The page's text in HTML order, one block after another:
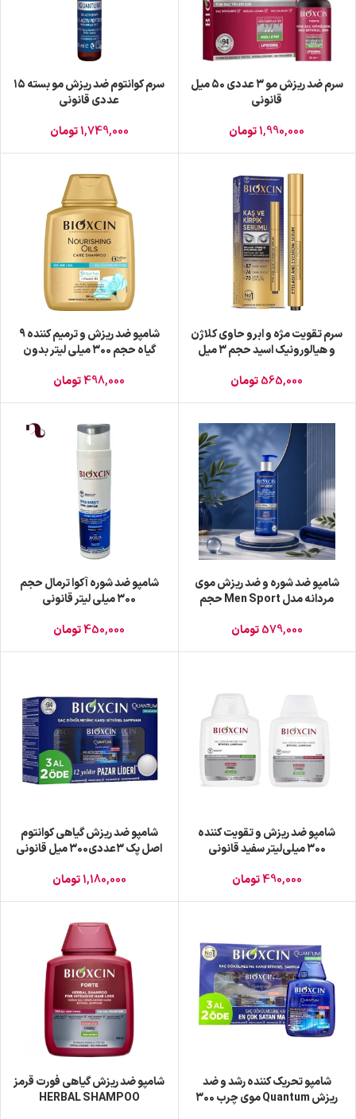
سرم ضد ریزش مو ۳ عددی ۵۰ میل
قانونی
1,990,000تومان
سرم کوانتوم ضد ریزش مو بسته ۱۵
عددی قانونی
1,749,000تومان
سرم تقویت مژه و ابرو حاوی کلاژن
و هیالورونیک اسید حجم ۳ میل
565,000تومان
شامپو ضد ریزش و ترمیم کننده ۹
گیاه حجم ۳۰۰ میلی لیتر بدون
498,000تومان
شامپو ضد شوره و ضد ریزش موی
مردانه مدل Men Sport حجم
579,000 تومان
شامپو ضد شوره آکوا ترمال حجم
۳۰۰ میلی لیتر قانونی
450,000تومان
شامپو ضد ریزش و تقویت کننده
۳۰۰ میلی‌لیتر سفید قانونی
490,000تومان
شامپو ضد ریزش گیاهی کوانتوم
اصل پک ۳عددی۳۰۰ میل قانونی
1,180,000تومان
شامپو تحریک کننده رشد و ضد
ریزش Quantum موی چرب ۳۰۰
شامپو ضد ریزش گیاهی فورت قرمز
HERBAL SHAMPOO